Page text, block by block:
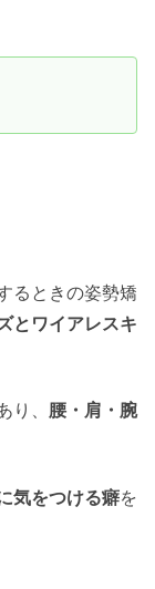
るときの姿勢矯
とワイアレスキ
り、 腰・肩・腕
気をつける癖を